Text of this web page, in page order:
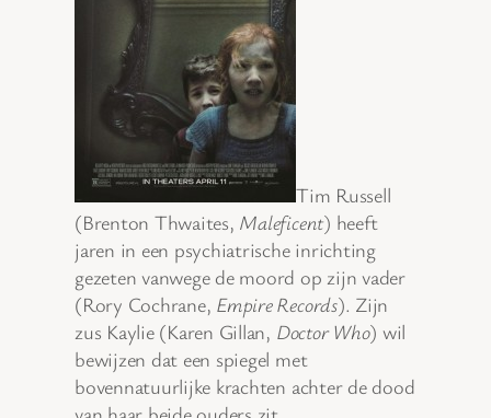
Tim Russell
(Brenton Thwaites, Maleficent) heeft
jaren in een psychiatrische inrichting
gezeten vanwege de moord op zijn vader
(Rory Cochrane, Empire Records). Zijn
zus Kaylie (Karen Gillan, Doctor Who) wil
bewijzen dat een spiegel met
bovennatuurlijke krachten achter de dood